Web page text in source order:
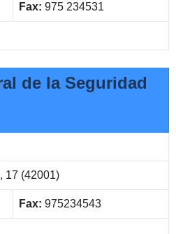
Fax: 975 234531
de la Seguridad
17 (42001)
Fax: 975234543